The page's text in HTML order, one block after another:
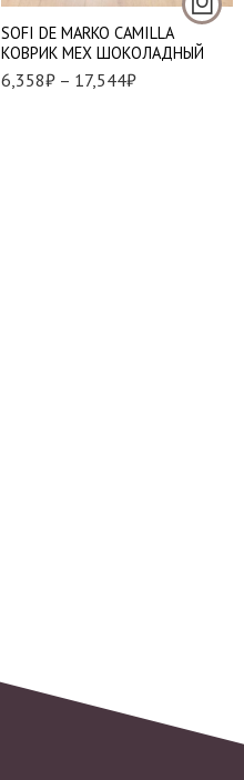
SOFI DE MARKO CAMILLA
КОВРИК МЕХ ШОКОЛАДНЫЙ
6,358₽ – 17,544₽